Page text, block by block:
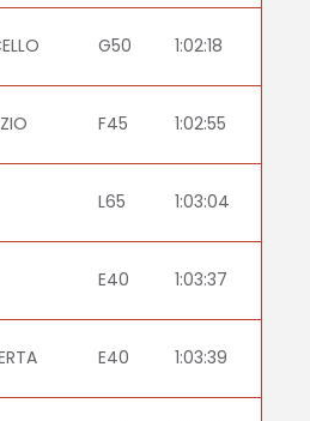
G50 1:02:18
F45 1:02:55
L65 1:03:04
E40 1:03:37
E40 1:03:39